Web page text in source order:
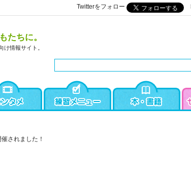
Twitterをフォロー
たちに。
け情報サイト。
されました！